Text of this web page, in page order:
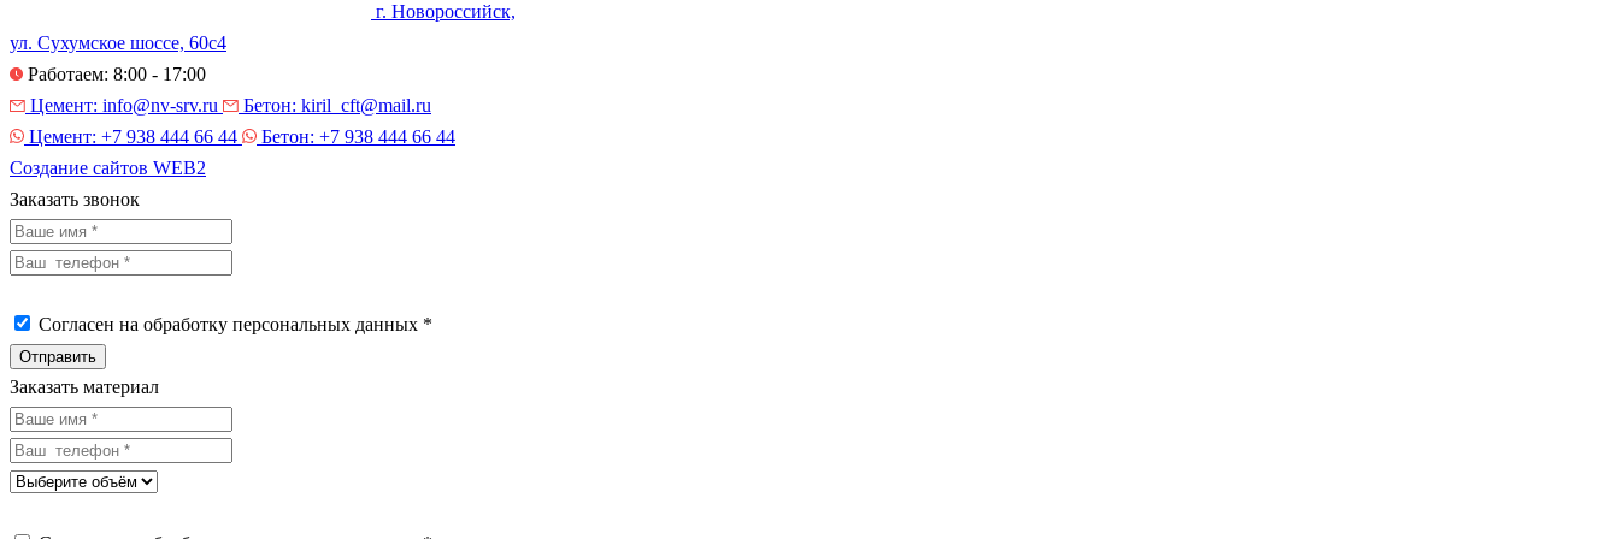
г. Новороссийск,
ул. Сухумское шоссе, 60с4
Работаем: 8:00 - 17:00
Цемент: info@nv-srv.ru Бетон: kiril_cft@mail.ru
Цемент: +7 938 444 66 44 Бетон: +7 938 444 66 44
Создание сайтов WEB2
Заказать звонок
Согласен на обработку персональных данных *
Заказать материал